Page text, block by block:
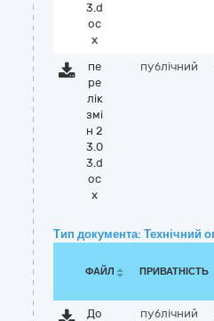
3.d
oc
x
пе
ре
лік
змі
н 2
3.0
3.d
oc
x
публічний
Тип документа: Технічний
ФАЙЛ ПРИВАТНІСТЬ
До
публічний